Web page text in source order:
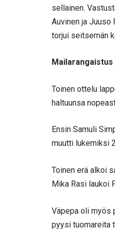
sellainen.
Auvinen ja
torjui seitsemän
Toinen ottelu
haltuunsa
Ensin Samuli
muutti lukemiksi
Toinen erä alkoi
Mika Rasi laukoi
Väpepa oli myös
pyysi tuomareita